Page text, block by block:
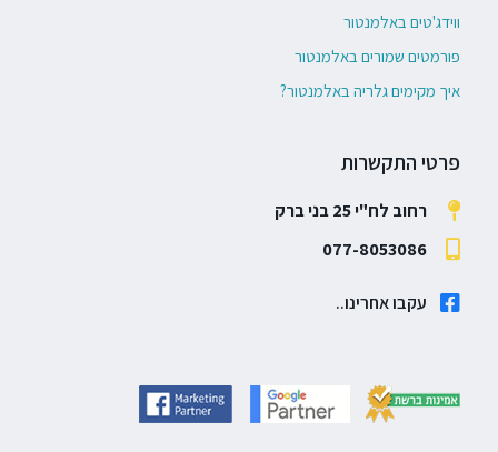
ווידג'טים באלמנטור
פורמטים שמורים באלמנטור
איך מקימים גלריה באלמנטור?
פרטי התקשרות
רחוב לח"י 25 בני ברק
077-8053086
עקבו אחרינו..